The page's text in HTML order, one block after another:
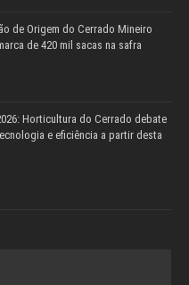
de Origem do Cerrado Mineiro
de 420 mil sacas na safra
Horticultura do Cerrado debate
e eficiência a partir desta